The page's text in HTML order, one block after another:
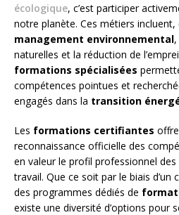
écologique, c’est participer
notre planète. Ces métiers
management environnemental
naturelles et la réduction de
formations spécialisées
compétences pointues et
engagés dans la transition
Les formations certifiantes
reconnaissance officielle des
en valeur le profil professionnel
travail. Que ce soit par le biais d’un
des programmes dédiés de
existe une diversité d’options pour